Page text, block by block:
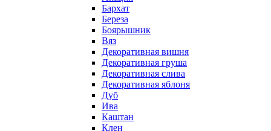
Бархат
Береза
Боярышник
Вяз
Декоративная вишня
Декоративная груша
Декоративная слива
Декоративная яблоня
Дуб
Ива
Каштан
Клен